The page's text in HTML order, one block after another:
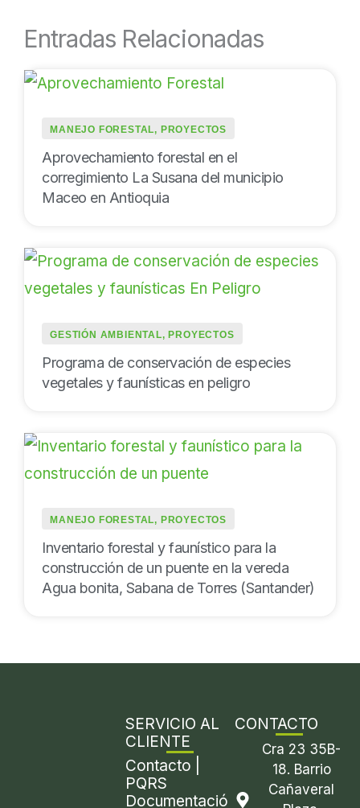
Entradas Relacionadas
Aprovechamiento forestal en el
corregimiento La Susana del municipio
Maceo en Antioquia
MANEJO FORESTAL, PROYECTOS
Programa de conservación de especies
vegetales y faunísticas en peligro
GESTIÓN AMBIENTAL, PROYECTOS
Inventario forestal y faunístico para la
construcción de un puente en la vereda
Agua bonita, Sabana de Torres (Santander)
MANEJO FORESTAL, PROYECTOS
SERVICIO AL
CLIENTE
Contacto |
PQRS
Documentació
CONTACTO
Cra 23 35B-
18. Barrio
Cañaveral